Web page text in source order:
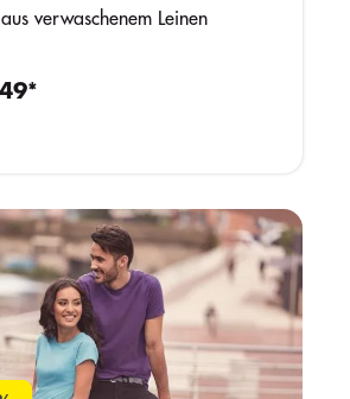
verwaschenem Leinen